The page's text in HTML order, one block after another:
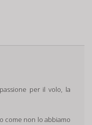
per il volo, la
come non lo abbiamo